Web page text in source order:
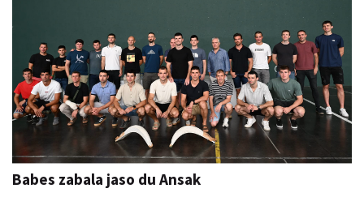
Babes zabala jaso du Ansak